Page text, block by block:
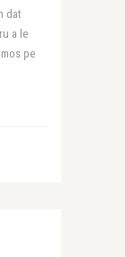
dat
a le
pe